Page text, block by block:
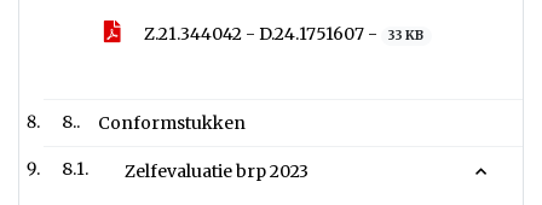
Z.21.344042 - D.24.1751607 - 33 KB
8.. Conformstukken
8.1.
Zelfevaluatie brp 2023